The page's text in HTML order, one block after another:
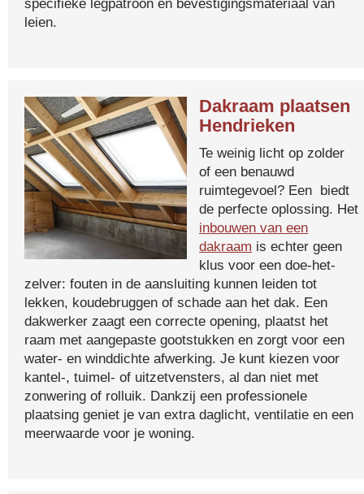
specifieke legpatroon en bevestigingsmateriaal van
leien.
Dakraam plaatsen
Hendrieken
Te weinig licht op zolder
of een benauwd
ruimtegevoel? Een biedt
de perfecte oplossing. Het
inbouwen van een
dakraam is echter geen
klus voor een doe-het-
zelver: fouten in de aansluiting kunnen leiden tot
lekken, koudebruggen of schade aan het dak. Een
dakwerker zaagt een correcte opening, plaatst het
raam met aangepaste gootstukken en zorgt voor een
water- en winddichte afwerking. Je kunt kiezen voor
kantel-, tuimel- of uitzetvensters, al dan niet met
zonwering of rolluik. Dankzij een professionele
plaatsing geniet je van extra daglicht, ventilatie en een
meerwaarde voor je woning.